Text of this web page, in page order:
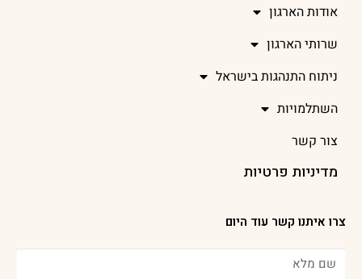
אודות הארגון
שרותי הארגון
ניתוח התנהגות בישראל
השתלמויות
צור קשר
מדיניות פרטיות
צרו איתנו קשר עוד היום